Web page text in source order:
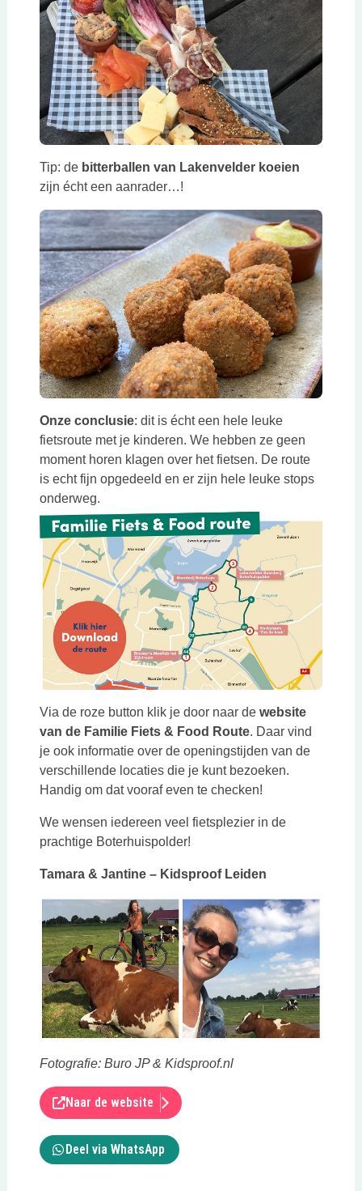
Tip: de bitterballen van Lakenvelder koeien
zijn écht een aanrader…!
Onze conclusie: dit is écht een hele leuke
fietsroute met je kinderen. We hebben ze geen
moment horen klagen over het fietsen. De route
is echt fijn opgedeeld en er zijn hele leuke stops
onderweg.
Via de roze button klik je door naar de website
van de Familie Fiets & Food Route. Daar vind
je ook informatie over de openingstijden van de
verschillende locaties die je kunt bezoeken.
Handig om dat vooraf even te checken!
We wensen iedereen veel fietsplezier in de
prachtige Boterhuispolder!
Tamara & Jantine – Kidsproof Leiden
Fotografie: Buro JP & Kidsproof.nl
Naar de website
Deel via WhatsApp